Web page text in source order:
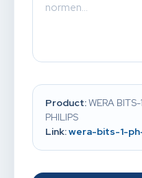
Product:WERA
PHILIPS
Link:wera-bits-1-